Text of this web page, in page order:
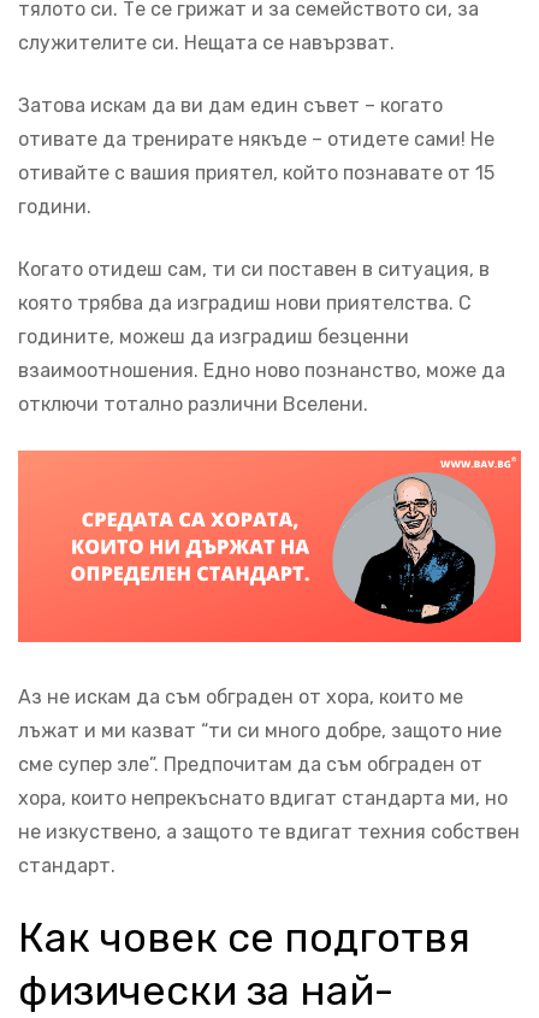
тялото си. Те се грижат и за семейството си, за
служителите си. Нещата се навързват.
Затова искам да ви дам един съвет – когато
отивате да тренирате някъде – отидете сами! Не
отивайте с вашия приятел, който познавате от 15
години.
Когато отидеш сам, ти си поставен в ситуация, в
която трябва да изградиш нови приятелства. С
годините, можеш да изградиш безценни
взаимоотношения. Едно ново познанство, може да
отключи тотално различни Вселени.
Аз не искам да съм обграден от хора, които ме
лъжат и ми казват “ти си много добре, защото ние
сме супер зле”. Предпочитам да съм обграден от
хора, които непрекъснато вдигат стандарта ми, но
не изкуствено, а защото те вдигат техния собствен
стандарт.
Как човек се подготвя
физически за най-